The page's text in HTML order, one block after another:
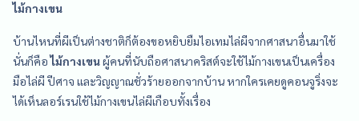
ไม้กางเขน
บ้านไหนที่ผีเป็นต่างชาติก็ต้องขอหยิบยืมไอเทมไล่ผีจากศาสนาอื่นมาใช้
นั่นก็คือไม้กางเขนผู้คนที่นับถือศาสนาคริสต์จะใช้ไม้กางเขนเป็นเครื่อง
มือไล่ผี ปีศาจ และวิญญาณชั่วร้ายออกจากบ้าน หากใครเคยดูคอนจูริ่งจะ
ได้เห็นลอร์เรนใช้ไม้กางเขนไล่ผีเกือบทั้งเรื่อง